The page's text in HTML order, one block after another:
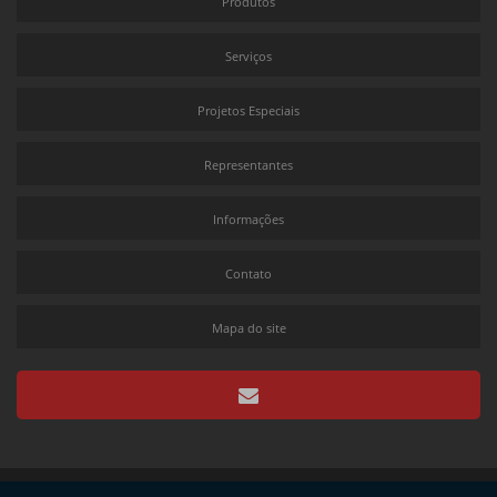
Lâmina raspadora doctor blade
Máquina de impressão flexográfica
Maquina flexográfica a venda
Maquina flexográfica comprar
Serviços
Projetos Especiais
Representantes
Informações
Contato
Mapa do site